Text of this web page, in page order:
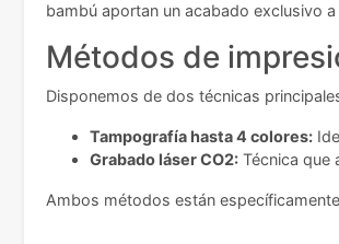
bambú aportan un acabado exclusivo
Métodos de
Disponemos de dos técnicas
Tampografía hasta 4 colores:
Grabado láser CO2: Técnica que
Ambos métodos están